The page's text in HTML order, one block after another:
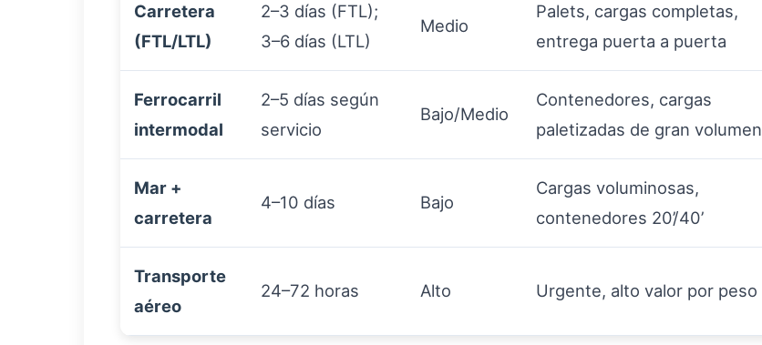
Carretera
(FTL/LTL)
2–3 días (FTL);
3–6 días (LTL)
Medio
Palets, cargas completas,
entrega puerta a puerta
Ferrocarril
intermodal
2–5 días según
servicio
Bajo/Medio
Contenedores, cargas
paletizadas de gran volumen
Mar +
carretera
4–10 días Bajo
Cargas voluminosas,
contenedores 20’/40’
Transporte
aéreo
24–72 horas Alto Urgente, alto valor por peso